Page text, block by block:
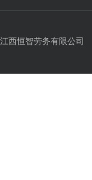
江西恒智劳务有限公